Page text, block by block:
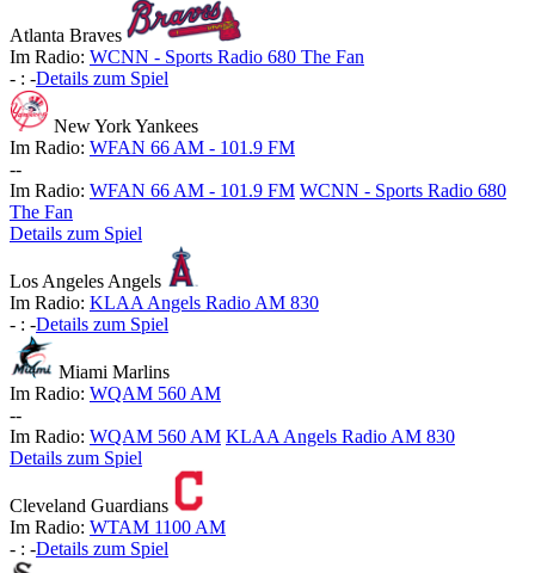
Atlanta Braves
Im Radio: WCNN - Sports Radio 680 The Fan
- : -Details zum Spiel
New York Yankees
Im Radio: WFAN 66 AM - 101.9 FM
--
Im Radio: WFAN 66 AM - 101.9 FM WCNN - Sports Radio 680
The Fan
Details zum Spiel
Los Angeles Angels
Im Radio: KLAA Angels Radio AM 830
- : -Details zum Spiel
Miami Marlins
Im Radio: WQAM 560 AM
--
Im Radio: WQAM 560 AM KLAA Angels Radio AM 830
Details zum Spiel
Cleveland Guardians
Im Radio: WTAM 1100 AM
- : -Details zum Spiel